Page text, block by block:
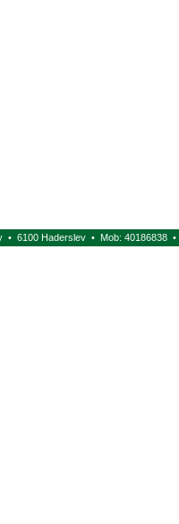
6100 Haderslev • Mob: 40186838 •